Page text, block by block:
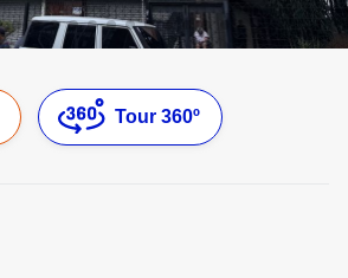
Tour 360º